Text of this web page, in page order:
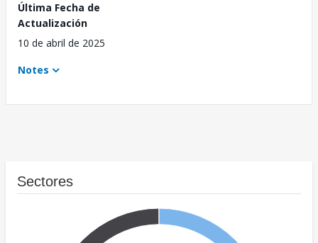
Última Fecha de
Actualización
10 de abril de 2025
Notes
Sectores